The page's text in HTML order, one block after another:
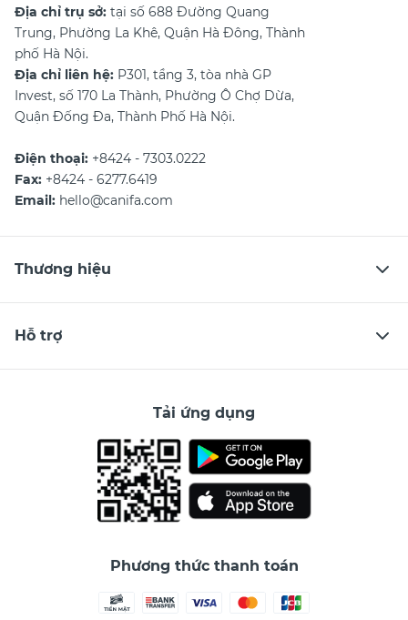
Địa chỉ trụ sở: tại số 688 Đường Quang
Trung, Phường La Khê, Quận Hà Đông, Thành
phố Hà Nội.
Địa chỉ liên hệ: P301, tầng 3, tòa nhà GP
Invest, số 170 La Thành, Phường Ô Chợ Dừa,
Quận Đống Đa, Thành Phố Hà Nội.
Điện thoại: +8424 - 7303.0222
Fax: +8424 - 6277.6419
Email: hello@canifa.com
Thương hiệu
Hỗ trợ
Tải ứng dụng
Phương thức thanh toán